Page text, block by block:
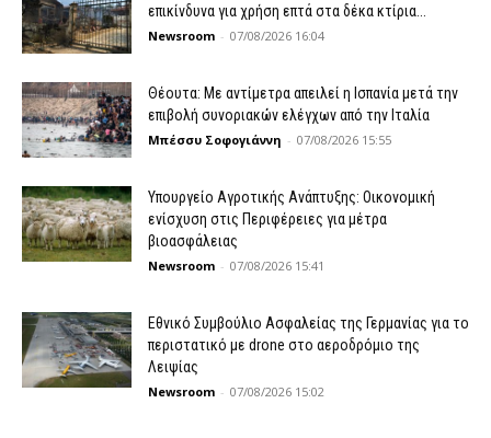
επικίνδυνα για χρήση επτά στα δέκα κτίρια...
Newsroom - 07/08/2026 16:04
Θέουτα: Με αντίμετρα απειλεί η Ισπανία μετά την
επιβολή συνοριακών ελέγχων από την Ιταλία
Μπέσσυ Σοφογιάννη - 07/08/2026 15:55
Υπουργείο Αγροτικής Ανάπτυξης: Οικονομική
ενίσχυση στις Περιφέρειες για μέτρα
βιοασφάλειας
Newsroom - 07/08/2026 15:41
Εθνικό Συμβούλιο Ασφαλείας της Γερμανίας για το
περιστατικό με drone στο αεροδρόμιο της
Λειψίας
Newsroom - 07/08/2026 15:02